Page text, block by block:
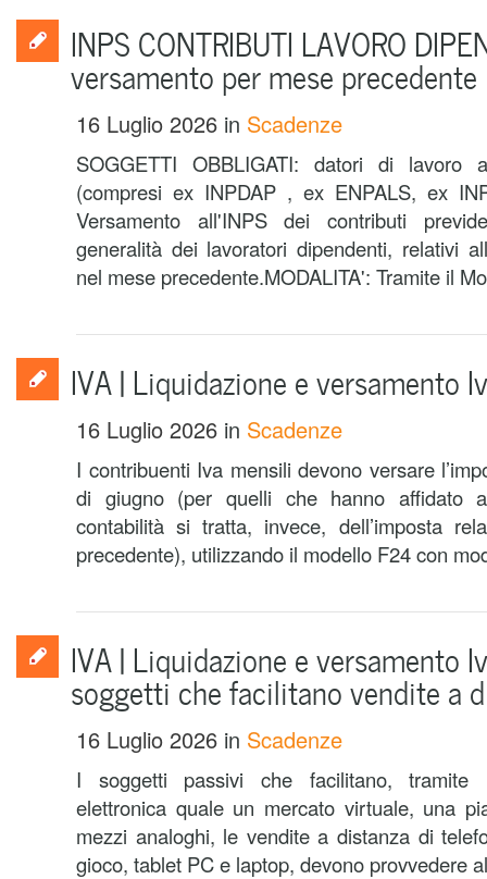
INPS CONTRIBUTI LAVORO
versamento per mese precedente
16 Luglio 2026 in Scadenze
SOGGETTI OBBLIGATI: datori di lavoro
(compresi ex INPDAP , ex ENPALS, ex
Versamento all'INPS dei contributi
generalità dei lavoratori dipendenti, relativi
nel mese precedente.MODALITA': Tramite il
IVA | Liquidazione e versamento
16 Luglio 2026 in Scadenze
I contribuenti Iva mensili devono versare
di giugno (per quelli che hanno affidato
contabilità si tratta, invece, dell’imposta
precedente), utilizzando il modello F24 con
IVA | Liquidazione e versamento
soggetti che facilitano vendite a
16 Luglio 2026 in Scadenze
I soggetti passivi che facilitano, tramite
elettronica quale un mercato virtuale, una
mezzi analoghi, le vendite a distanza di
gioco, tablet PC e laptop, devono provvedere